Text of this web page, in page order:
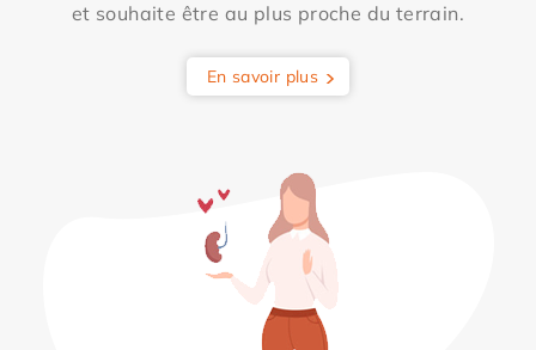
et souhaite être au plus proche du terrain.
En savoir plus